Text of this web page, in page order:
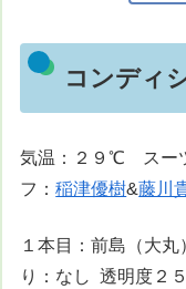
コンディ
気温：２９℃ スー
フ：稲津優樹&藤川
１本目：前島（大
り：なし 透明度